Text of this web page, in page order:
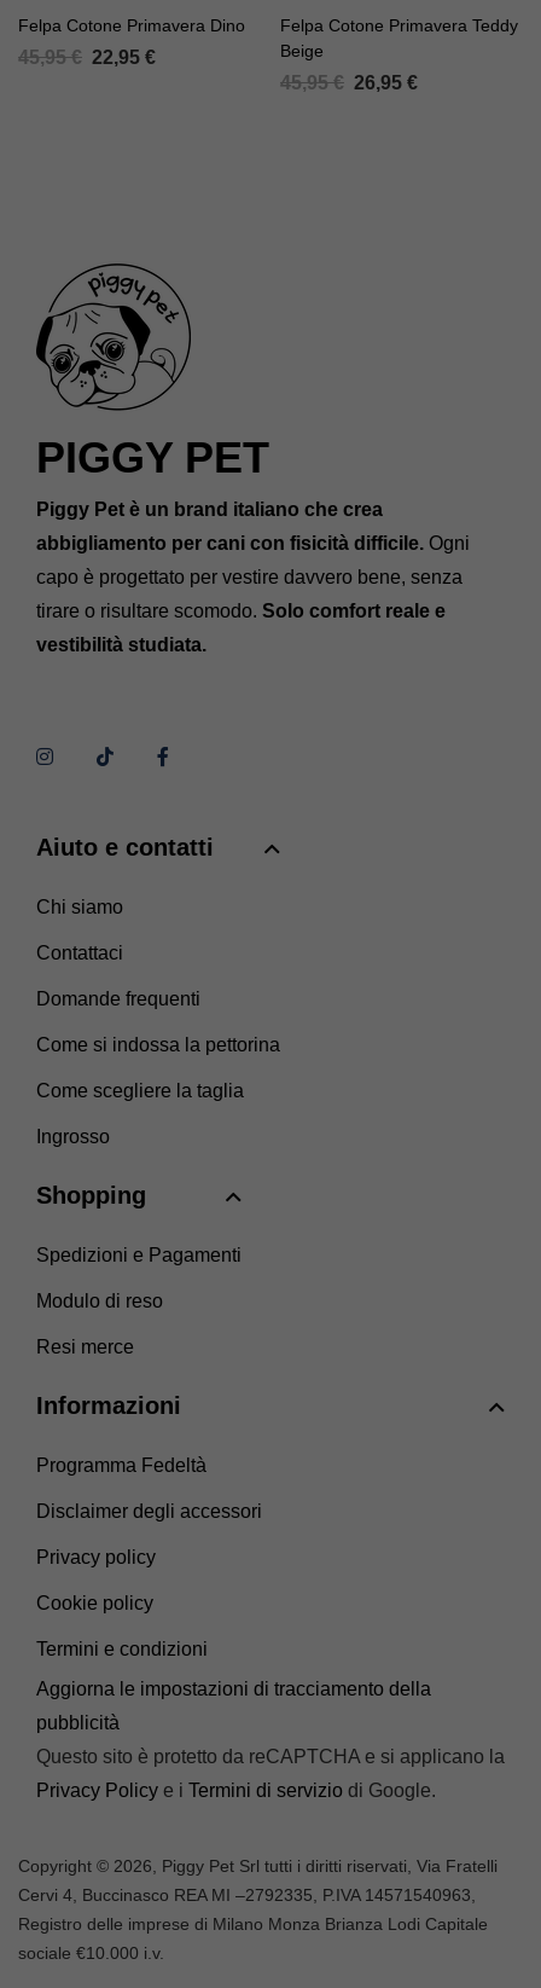
Felpa Cotone Primavera Dino
45,95€ 22,95 €
Felpa Cotone Primavera Teddy
Beige
45,95€ 26,95 €
PIGGY PET
Piggy Pet è un brand italiano che crea
abbigliamento per cani con fisicità difficile. Ogni
capo è progettato per vestire davvero bene, senza
tirare o risultare scomodo. Solo comfort reale e
vestibilità studiata.
Aiuto e contatti
Chi siamo
Contattaci
Domande frequenti
Come si indossa la pettorina
Come scegliere la taglia
Ingrosso
Shopping
Spedizioni e Pagamenti
Modulo di reso
Resi merce
Informazioni
Programma Fedeltà
Disclaimer degli accessori
Privacy policy
Cookie policy
Termini e condizioni
Aggiorna le impostazioni di tracciamento della
pubblicità
Questo sito è protetto da reCAPTCHA e si applicano la
Privacy Policy e i Termini di servizio di Google.
Copyright © 2026, Piggy Pet Srl tutti i diritti riservati, Via Fratelli
Cervi 4, Buccinasco REA MI –2792335 , P.IVA 14571540963,
Registro delle imprese di Milano Monza Brianza Lodi Capitale
sociale €10.000 i.v.